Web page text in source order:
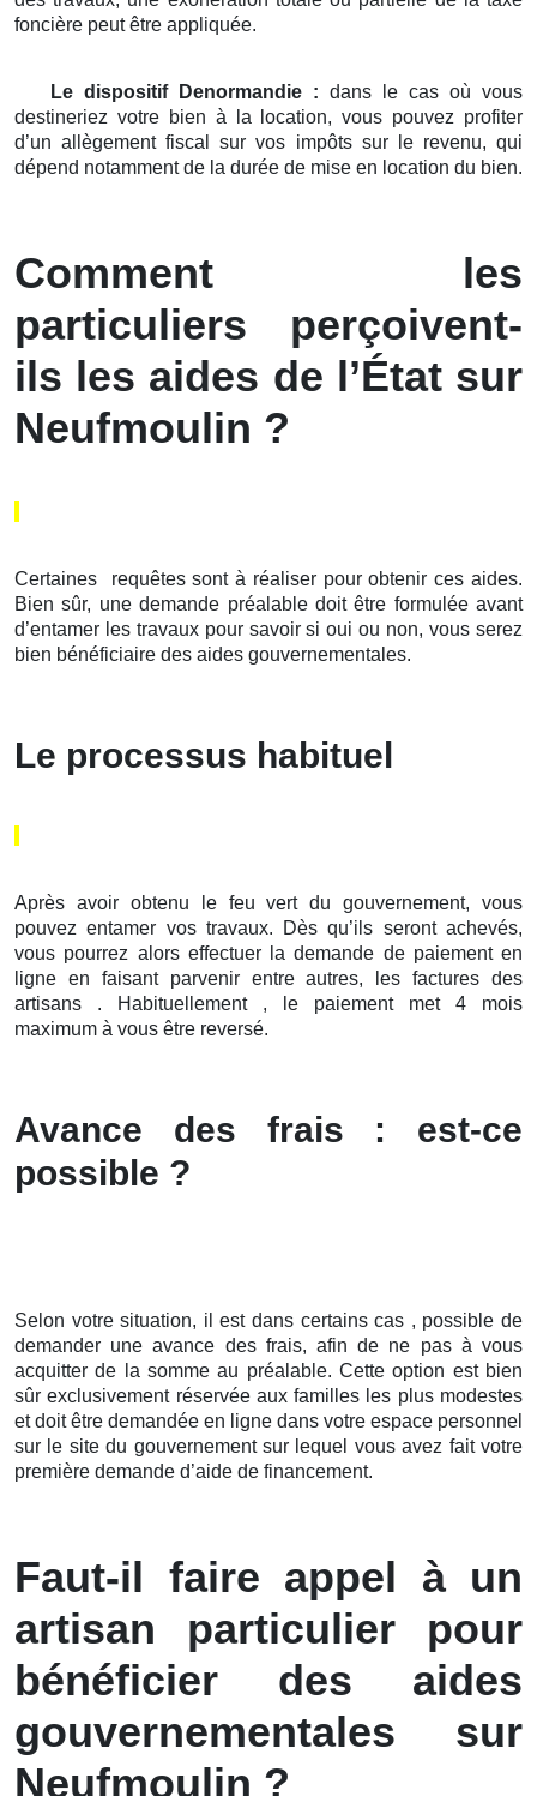
foncière peut être appliquée.
Le dispositif Denormandie : dans le cas où vous
destineriez votre bien à la location, vous pouvez profiter
d’un allègement fiscal sur vos impôts sur le revenu, qui
dépend notamment de la durée de mise en location du bien.
Comment les
particuliers perçoivent-
ils les aides de l’État sur
Neufmoulin ?
Certaines requêtes sont à réaliser pour obtenir ces aides.
Bien sûr, une demande préalable doit être formulée avant
d’entamer les travaux pour savoir si oui ou non, vous serez
bien bénéficiaire des aides gouvernementales.
Le processus habituel
Après avoir obtenu le feu vert du gouvernement, vous
pouvez entamer vos travaux. Dès qu’ils seront achevés,
vous pourrez alors effectuer la demande de paiement en
ligne en faisant parvenir entre autres, les factures des
artisans . Habituellement , le paiement met 4 mois
maximum à vous être reversé.
Avance des frais : est-ce
possible ?
Selon votre situation, il est dans certains cas , possible de
demander une avance des frais, afin de ne pas à vous
acquitter de la somme au préalable. Cette option est bien
sûr exclusivement réservée aux familles les plus modestes
et doit être demandée en ligne dans votre espace personnel
sur le site du gouvernement sur lequel vous avez fait votre
première demande d’aide de financement.
Faut-il faire appel à un
artisan particulier pour
bénéficier des aides
gouvernementales sur
Neufmoulin ?